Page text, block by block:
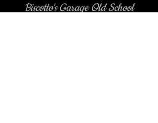
Biscotto's Garage Old School